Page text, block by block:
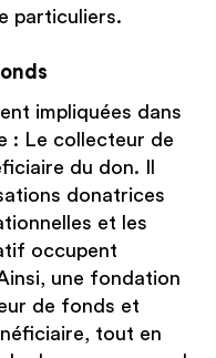
particuliers.
impliquées dans
: Le collecteur de
du don. Il
donatrices
et les
occupent
une fondation
de fonds et
tout en